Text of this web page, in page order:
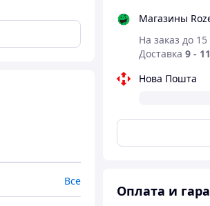
Магазины
На заказ до
Доставка 9 -
Нова Пошта
Оплата и
Все